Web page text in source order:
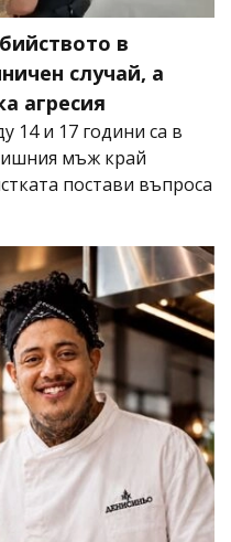
в
случай, а
агресия
14 и 17 години са в
мъж край
постави въпроса